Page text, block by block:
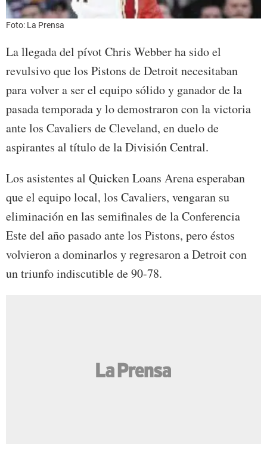
Foto: La Prensa
La llegada del pívot Chris Webber ha sido el
revulsivo que los Pistons de Detroit necesitaban
para volver a ser el equipo sólido y ganador de la
pasada temporada y lo demostraron con la victoria
ante los Cavaliers de Cleveland, en duelo de
aspirantes al título de la División Central.
Los asistentes al Quicken Loans Arena esperaban
que el equipo local, los Cavaliers, vengaran su
eliminación en las semifinales de la Conferencia
Este del año pasado ante los Pistons, pero éstos
volvieron a dominarlos y regresaron a Detroit con
un triunfo indiscutible de 90-78.